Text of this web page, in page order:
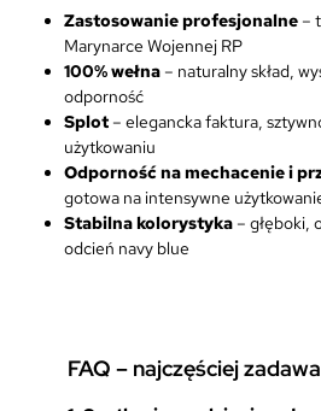
n
a
0
%
e
Zastosowanie profesjonalne –
Marynarce Wojennej RP
100% wełna – naturalny skład,
odporność
Splot – elegancka faktura,
użytkowaniu
Odporność na mechacenie i
gotowa na intensywne
Stabilna kolorystyka – głęboki,
odcień navy blue
FAQ – najczęściej